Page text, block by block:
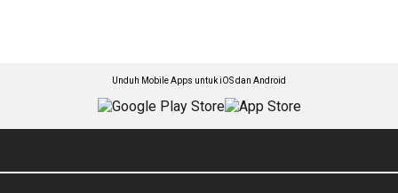
Unduh Mobile Apps untuk iOS dan Android